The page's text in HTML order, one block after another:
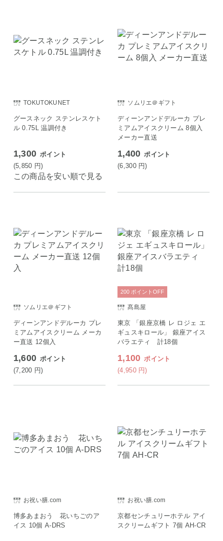
TOKUTOKUNET
グースネック ステンレスケト
ル 0.75L 温調付き
1,300 ポイント
(5,850 円)
この商品を安い順で見る
ソムリエ＠ギフト
ディーンアンドデルーカ プレ
ミアムアイスクリーム 8個入
メーカー直送
1,400 ポイント
(6,300 円)
ソムリエ＠ギフト
ディーンアンドデルーカ プレ
ミアムアイスクリーム メーカ
ー直送 12個入
1,600 ポイント
(7,200 円)
髙島屋
東京 「銀座京橋 レ ロジェ エ
ギュスキロール」 銀座アイス
バラエティ 計18個
1,100 ポイント
(4,950 円)
200 ポイント OFF
お祝い膳.com
博多あまおう 花いちごのア
イス 10個 A-DRS
お祝い膳.com
京都センチュリーホテル アイ
スクリームギフト 7個 AH-CR